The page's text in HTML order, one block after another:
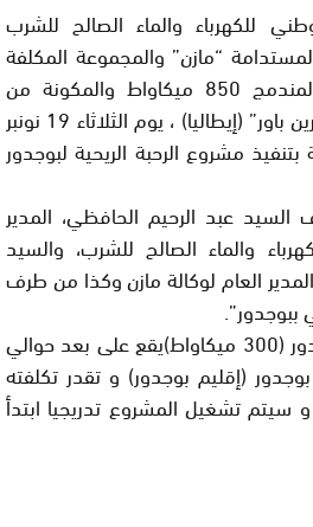
للكهرباء والماء الصالح للشرب
“مازن” والمجموعة المكلفة
بتطوير المشروع الريحي المندمج 850 ميكاواط والمكونة من
“ناريفا” (المغرب) و”إينيل جرين باور” (إيطاليا) ، يوم الثلاثاء 19 نونبر
بتنفيذ مشروع الرحبة الريحية لبوجدور
عبد الرحيم الحافظي، المدير
والماء الصالح للشرب، والسيد
العام لوكالة مازن وكذا من طرف
مشروع الرحبة الريحية لبوجدور (300 ميكاواط)يقع على بعد حوالي
(إقليم بوجدور) و تقدر تكلفته
درهم و سيتم تشغيل المشروع تدريجيا ابتدأ